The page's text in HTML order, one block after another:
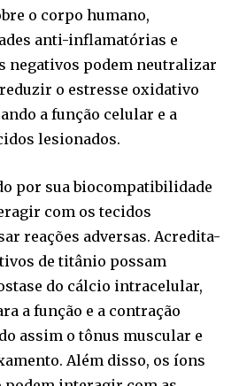
o corpo humano,
anti-inflamatórias e
negativos podem neutralizar
o estresse oxidativo
a função celular e a
lesionados.
por sua biocompatibilidade
com os tecidos
reações adversas. Acredita-
de titânio possam
do cálcio intracelular,
a função e a contração
assim o tônus muscular e
Além disso, os íons